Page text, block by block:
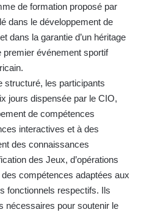
de formation proposé par
dans le développement de
dans la garantie d’un héritage
premier événement sportif
structuré, les participants
jours dispensée par le CIO,
de compétences
interactives et à des
des connaissances
des Jeux, d’opérations
compétences adaptées aux
fonctionnels respectifs. Ils
nécessaires pour soutenir le